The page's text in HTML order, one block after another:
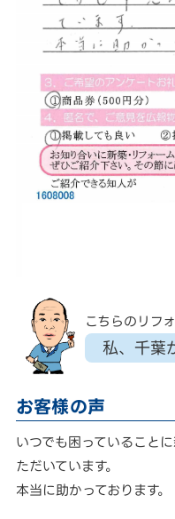
こちらのリフ
私、千葉
お客様の声
いつでも困っていること
ただいています。
本当に助かっております。